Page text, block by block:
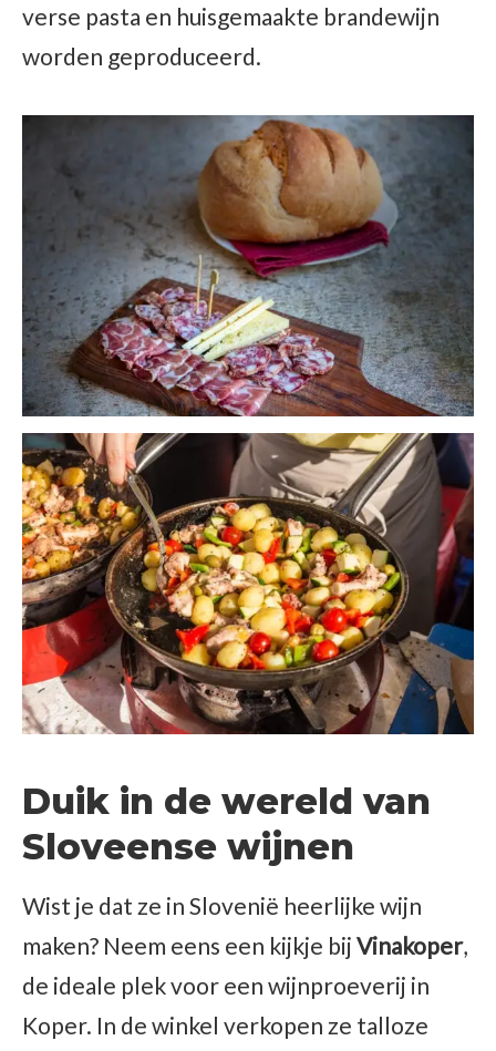
verse pasta en huisgemaakte brandewijn
worden geproduceerd.
Duik in de wereld van
Sloveense wijnen
Wist je dat ze in Slovenië heerlijke wijn
maken? Neem eens een kijkje bij Vinakoper,
de ideale plek voor een wijnproeverij in
Koper. In de winkel verkopen ze talloze